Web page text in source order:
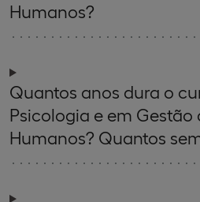
Humanos?
Quantos anos dura o
Psicologia e em Gestão
Humanos? Quantos